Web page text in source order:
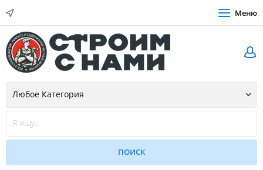
Меню